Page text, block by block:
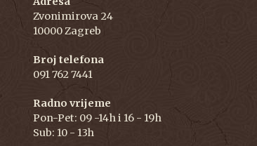
Zvonimirova 24
10000 Zagreb
Broj telefona
091 762 7441
Radno vrijeme
Pon-Pet: 09 -14h i 16 - 19h
Sub: 10 - 13h